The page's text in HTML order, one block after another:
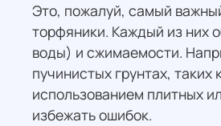
Это, пожалуй, самый
торфяники. Каждый из них
воды) и сжимаемости.
пучинистых грунтах,
использованием плитных
избежать ошибок.